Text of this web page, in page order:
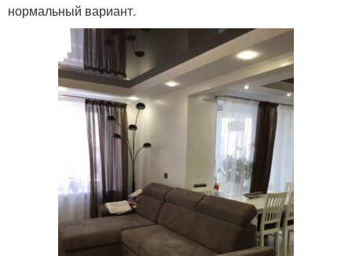
нормальный вариант.